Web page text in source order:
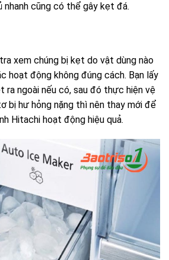
nhanh cũng có thể gây kẹt đá.
xem chúng bị kẹt do vật dùng nào
hoạt động không đúng cách. Bạn lấy
ra ngoài nếu có, sau đó thực hiện vệ
bị hư hỏng nặng thì nên thay mới để
Hitachi hoạt động hiệu quả.